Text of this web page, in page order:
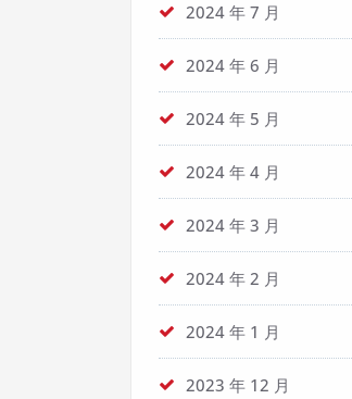
2024 年 7 月
2024 年 6 月
2024 年 5 月
2024 年 4 月
2024 年 3 月
2024 年 2 月
2024 年 1 月
2023 年 12 月